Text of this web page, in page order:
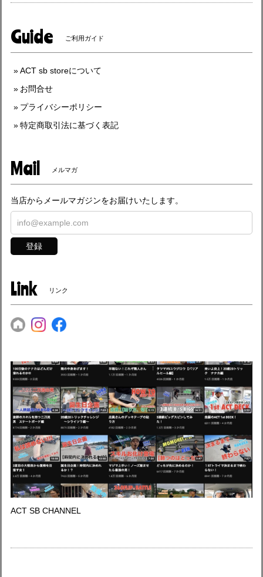
Guide ご利用ガイド
ACT sb storeについて
お問合せ
プライバシーポリシー
特定商取引法に基づく表記
Mail メルマガ
当店からメールマガジンをお届けいたします。
登録
Link リンク
ACT SB CHANNEL